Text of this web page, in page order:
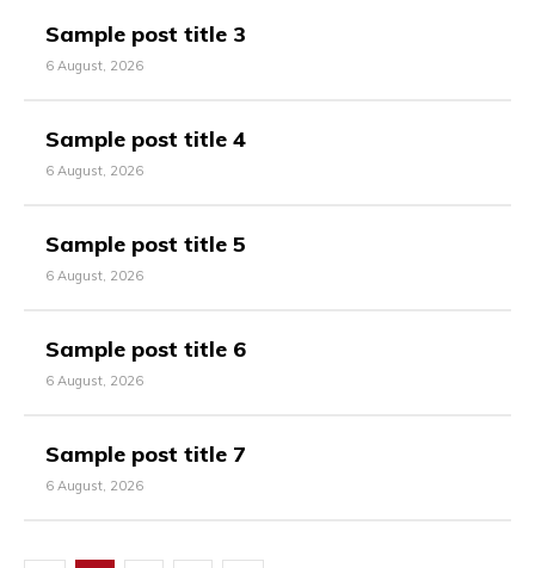
Sample post title 3
6 August, 2026
Sample post title 4
6 August, 2026
Sample post title 5
6 August, 2026
Sample post title 6
6 August, 2026
Sample post title 7
6 August, 2026